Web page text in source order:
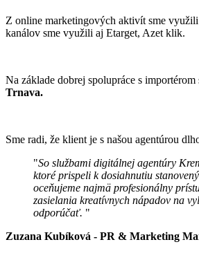
Z online marketingových aktivít sme
kanálov sme využili aj Etarget, Azet klik.
Na základe dobrej spolupráce s
Trnava.
Sme radi, že klient je s našou agentúrou
"So službami digitálnej agentúry
ktoré prispeli k dosiahnutiu
oceňujeme najmä profesionálny
zasielania kreatívnych nápadov na
odporúčať. "
Zuzana Kubíková - PR & Marketing